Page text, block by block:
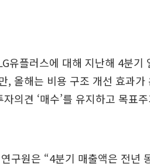
유플러스에 대해 지난해 4분
, 올해는 비용 구조 개선 효과
의견 ‘매수’를 유지하고 목표
구원은 “4분기 매출액은 전년